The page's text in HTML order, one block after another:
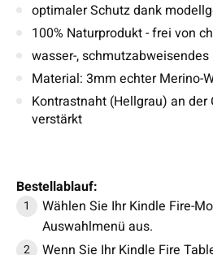
optimaler Schutz dank
100% Naturprodukt - frei von
wasser-,
Material: 3mm echter Merino-
Kontrastnaht (Hellgrau) an
verstärkt
Bestellablauf:
Wählen Sie Ihr Kindle Fire-
Auswahlmenü aus.
Wenn Sie Ihr Kindle Fire